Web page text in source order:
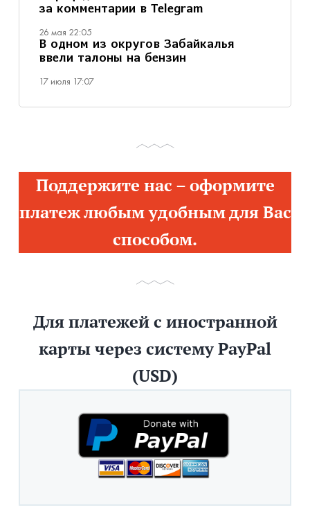
за комментарии в Telegram
26 мая 22:05
В одном из округов Забайкалья
ввели талоны на бензин
17 июля 17:07
Поддержите нас – оформите
платеж любым удобным для Вас
способом.
Для платежей с иностранной
карты через систему PayPal
(USD)